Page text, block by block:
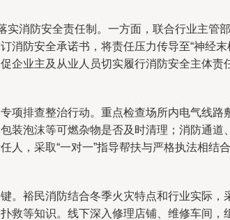
实消防安全责任制。一方面，联合行业主
消防安全承诺书，将责任压力传导至“神经
企业主及从业人员切实履行消防安全主体责
项排查整治行动。重点检查场所内电气线
装泡沫等可燃杂物是否及时清理；消防通
，采取“一对一”指导帮扶与严格执法相结
裕民消防结合冬季火灾特点和行业实际，
救等知识。线下深入修理店铺、维修车间，